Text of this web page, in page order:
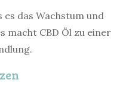
das Wachstum und
macht CBD Öl zu einer